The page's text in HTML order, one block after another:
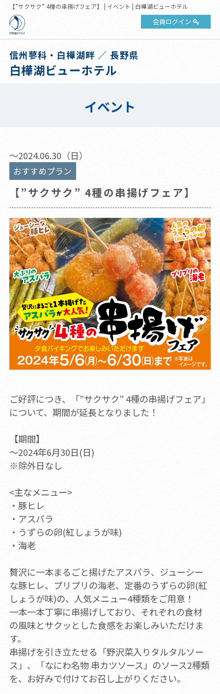
【”サクサク” 4種の串揚げフェア】 | イベント | 白樺湖ビューホテル
会員ログイン
信州蓼科・白樺湖畔 ／ 長野県
白樺湖ビューホテル
イベント
～2024.06.30（日）
おすすめプラン
【”サクサク” 4種の串揚げフェア】
ご好評につき、「”サクサク” 4種の串揚げフェア」
について、期間が延長となりました！
【期間】
～2024年6月30日(日)
※除外日なし
<主なメニュー>
・豚ヒレ
・アスパラ
・うずらの卵(紅しょうが味)
・海老
贅沢に一本まるごと揚げたアスパラ、ジューシー
な豚ヒレ、プリプリの海老、定番のうずらの卵(紅
しょうが味)の、人気メニュー4種類をご用意！
一本一本丁寧に串揚げしており、それぞれの食材
の風味とサクッとした食感をお楽しみいただけま
す。
串揚げを引き立たせる「野沢菜入りタルタルソー
ス」、「なにわ名物 串カツソース」のソース2種類
を、お好みで付けてお召し上がりください。